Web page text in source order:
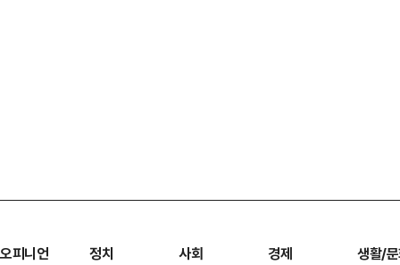
오피니언 정치 사회 경제 생활/